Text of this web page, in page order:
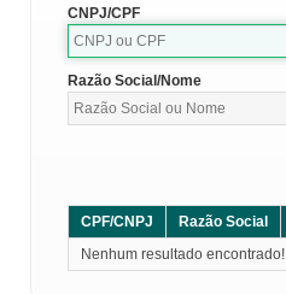
CNPJ/CPF
Razão Social/Nome
CPF/CNPJ Razão Social
Nenhum resultado encontrado!